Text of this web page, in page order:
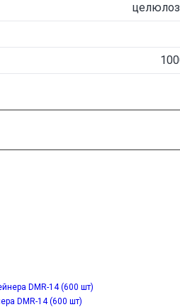
DMR-14 (600 шт)